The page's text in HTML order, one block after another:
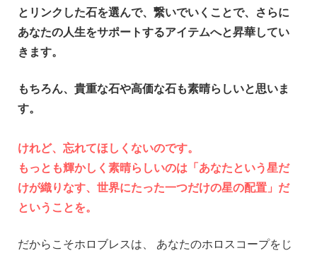
とリンクした石を選んで、繋いでいくことで、さらに
あなたの人生をサポートするアイテムへと昇華してい
きます。
もちろん、貴重な石や高価な石も素晴らしいと思いま
す。
けれど、忘れてほしくないのです。
もっとも輝かしく素晴らしいのは「あなたという星だ
けが織りなす、世界にたった一つだけの星の配置」だ
ということを。
だからこそホロブレスは、 あなたのホロスコープをじ